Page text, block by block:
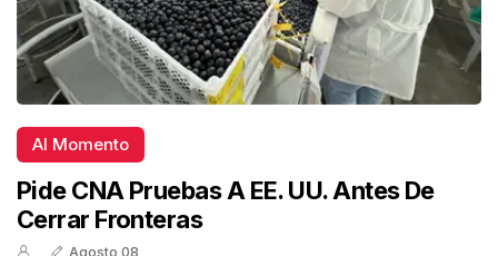
Al Momento
Pide CNA Pruebas A EE. UU. Antes De
Cerrar Fronteras
Agosto 08